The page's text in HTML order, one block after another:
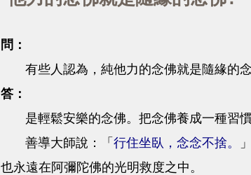
問：
有些人認為，純他力的念佛就是隨緣的念
答：
是輕鬆安樂的念佛。把念佛養成一種習慣
善導大師說：「 行住坐臥，念念不捨。
也永遠在阿彌陀佛的光明救度之中。